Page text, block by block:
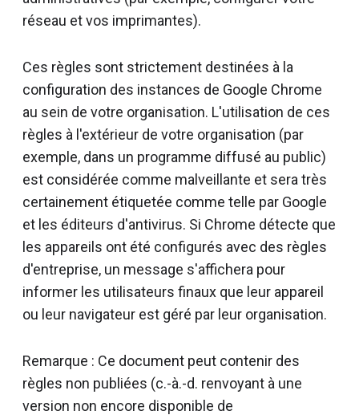
réseau et vos imprimantes).
Ces règles sont strictement destinées à la
configuration des instances de Google Chrome
au sein de votre organisation. L'utilisation de ces
règles à l'extérieur de votre organisation (par
exemple, dans un programme diffusé au public)
est considérée comme malveillante et sera très
certainement étiquetée comme telle par Google
et les éditeurs d'antivirus. Si Chrome détecte que
les appareils ont été configurés avec des règles
d'entreprise, un message s'affichera pour
informer les utilisateurs finaux que leur appareil
ou leur navigateur est géré par leur organisation.
Remarque : Ce document peut contenir des
règles non publiées (c.-à.-d. renvoyant à une
version non encore disponible de